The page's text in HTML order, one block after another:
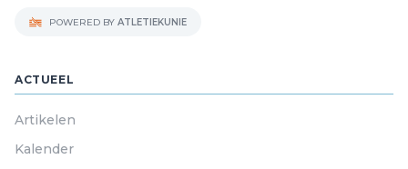
POWERED BY ATLETIEKUNIE
ACTUEEL
Artikelen
Kalender